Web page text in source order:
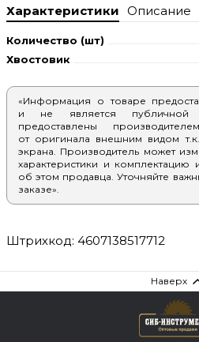
Штрихкод: 4607138517712
Характеристики Описание
Количество (шт)
Хвостовик
«Информация о товаре
и не является публичной
предоставлены
от оригинала внешним видом
экрана. Производитель может
характеристики и комплектацию
об этом продавца. Уточняйте
заказе».
Наверх